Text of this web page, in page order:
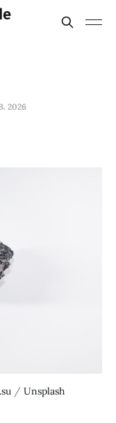
2026
/ Unsplash